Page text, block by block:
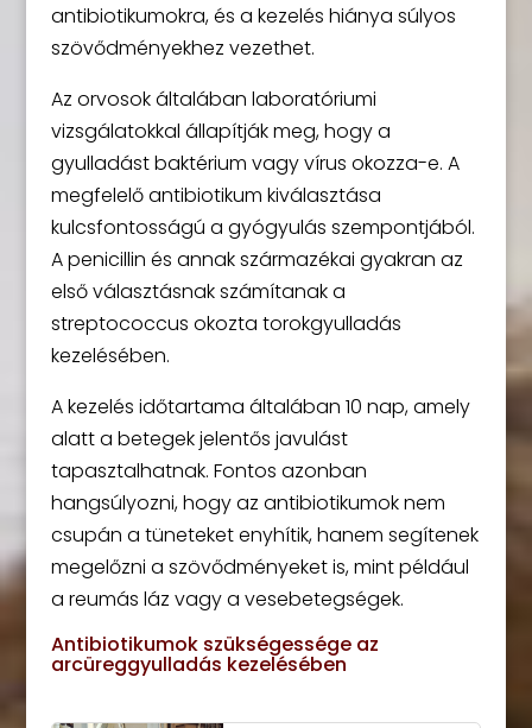
antibiotikumokra, és a kezelés hiánya súlyos
szövődményekhez vezethet.
Az orvosok általában laboratóriumi
vizsgálatokkal állapítják meg, hogy a
gyulladást baktérium vagy vírus okozza-e. A
megfelelő antibiotikum kiválasztása
kulcsfontosságú a gyógyulás szempontjából.
A penicillin és annak származékai gyakran az
első választásnak számítanak a
streptococcus okozta torokgyulladás
kezelésében.
A kezelés időtartama általában 10 nap, amely
alatt a betegek jelentős javulást
tapasztalhatnak. Fontos azonban
hangsúlyozni, hogy az antibiotikumok nem
csupán a tüneteket enyhítik, hanem segítenek
megelőzni a szövődményeket is, mint például
a reumás láz vagy a vesebetegségek.
Antibiotikumok szükségessége az
arcüreggyulladás kezelésében